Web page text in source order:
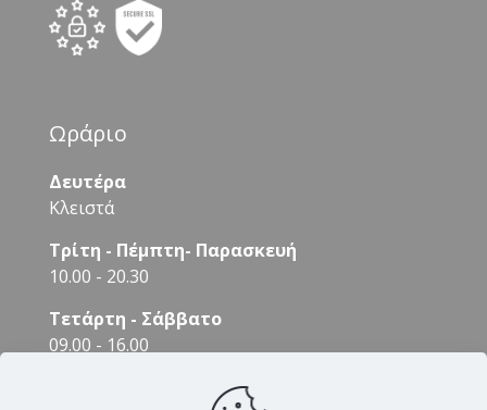
Ωράριο
Δευτέρα
Κλειστά
Τρίτη - Πέμπτη- Παρασκευή
10.00 - 20.30
Τετάρτη - Σάββατο
09.00 - 16.00